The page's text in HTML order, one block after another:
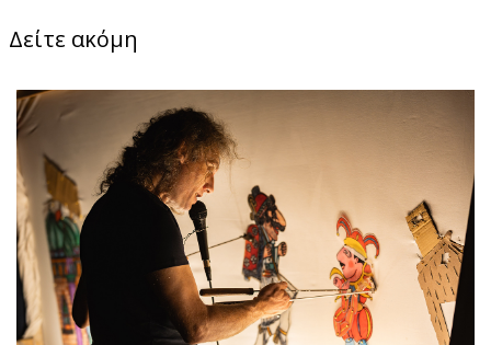
Δείτε ακόμη